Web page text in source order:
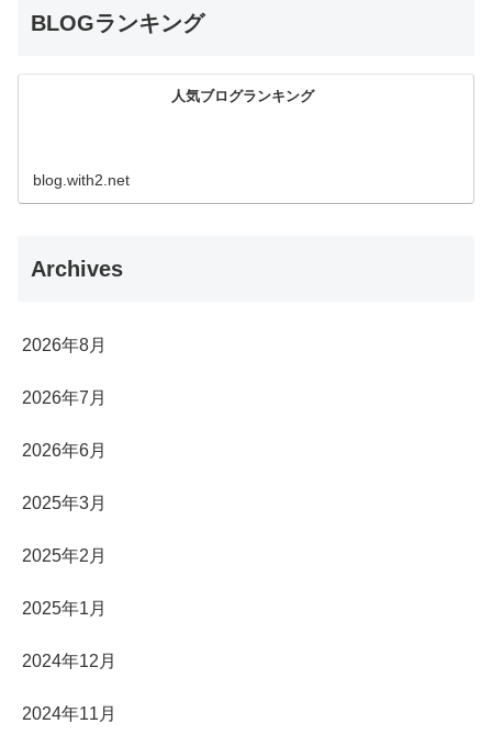
BLOGランキング
人気ブログランキング
blog.with2.net
Archives
2026年8月
2026年7月
2026年6月
2025年3月
2025年2月
2025年1月
2024年12月
2024年11月